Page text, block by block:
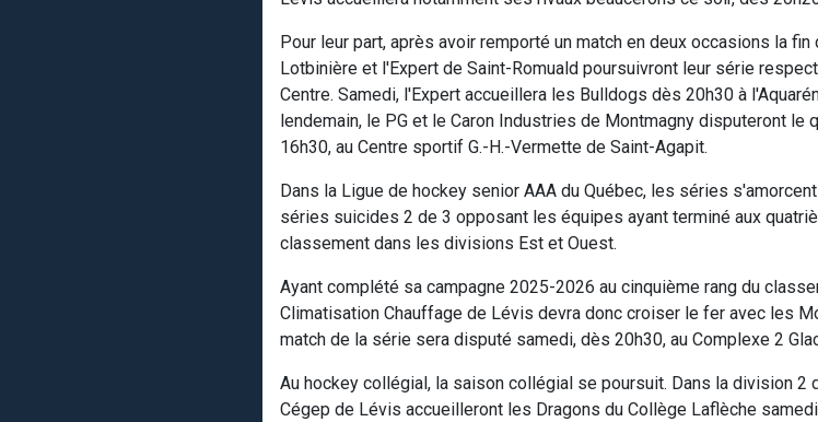
Pour leur part, après avoir remporté un match en deux occasions la
Lotbinière et l'Expert de Saint-Romuald poursuivront leur série
Centre. Samedi, l'Expert accueillera les Bulldogs dès 20h30 à
lendemain, le PG et le Caron Industries de Montmagny disputeront le
16h30, au Centre sportif G.-H.-Vermette de Saint-Agapit.
Dans la Ligue de hockey senior AAA du Québec, les séries
séries suicides 2 de 3 opposant les équipes ayant terminé aux
classement dans les divisions Est et Ouest.
Ayant complété sa campagne 2025-2026 au cinquième rang du
Climatisation Chauffage de Lévis devra donc croiser le fer avec les
match de la série sera disputé samedi, dès 20h30, au Complexe 2
Au hockey collégial, la saison collégial se poursuit. Dans la division 2
Cégep de Lévis accueilleront les Dragons du Collège Laflèche